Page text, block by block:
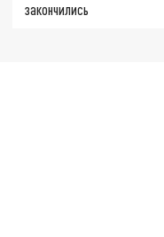
закончились